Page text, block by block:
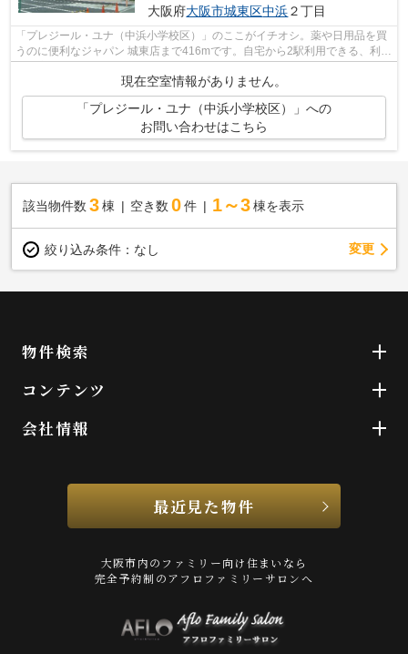
大阪府大阪市城東区中浜２丁目
「プレジール・ユナ（中浜小学校区）」のここがイチオシ。薬や日用品を買
うのに便利なジャパン 城東店まで416mです。自宅から2駅利用できる、利便
現在空室情報がありません。
「プレジール・ユナ（中浜小学校区）」への
お問い合わせはこちら
該当物件数 3棟 空き数 0 件 1～3 棟を表示
絞り込み条件： なし 変更
物件検索
コンテンツ
会社情報
最近見た物件
大阪市内のファミリー向け住まいなら
完全予約制のアフロファミリーサロンへ